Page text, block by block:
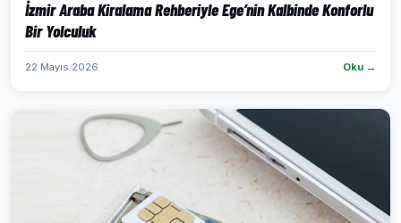
İzmir Araba Kiralama Rehberiyle Ege’nin Kalbinde Konforlu
Bir Yolculuk
22 Mayıs 2026 Oku →